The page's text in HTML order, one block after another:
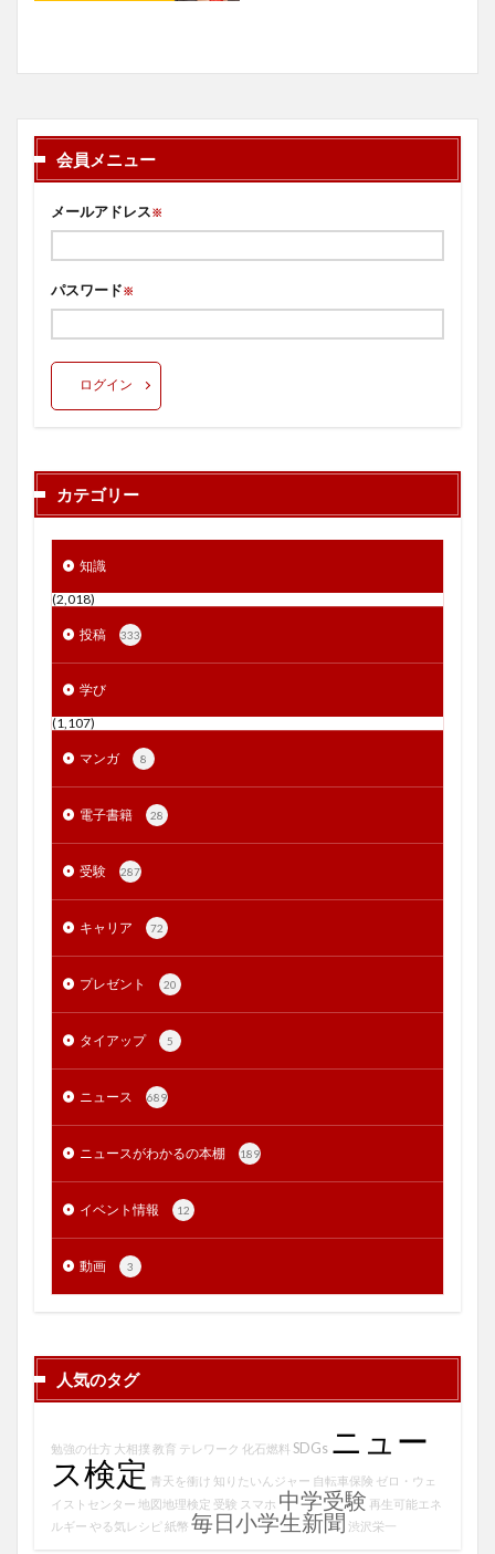
会員メニュー
メールアドレス※
パスワード※
ログイン
カテゴリー
知識
(2,018)
投稿 333
学び
(1,107)
マンガ 8
電子書籍 28
受験 287
キャリア 72
プレゼント 20
タイアップ 5
ニュース 689
ニュースがわかるの本棚 189
イベント情報 12
動画 3
人気のタグ
勉強の仕方 大相撲 教育 テレワーク 化石燃料 SDGs ニュー
ス検定 青天を衝け 知りたいんジャー 自転車保険 ゼロ・ウェ
イストセンター 地図地理検定 受験 スマホ 中学受験 再生可能エネ
ルギー やる気レシピ 紙幣 毎日小学生新聞 渋沢栄一